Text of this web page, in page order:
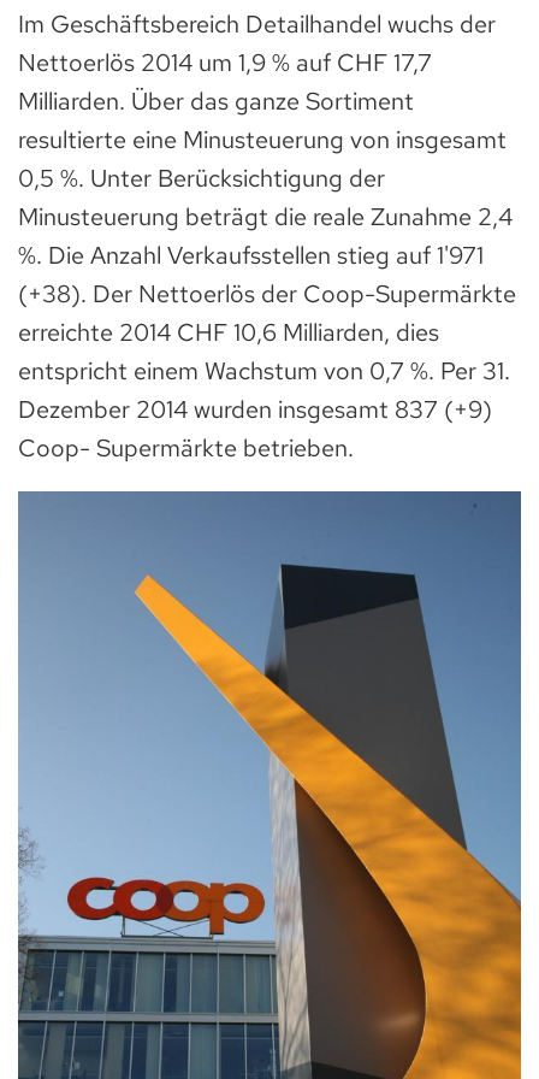
Im Geschäftsbereich Detailhandel wuchs der
Nettoerlös 2014 um 1,9 % auf CHF 17,7
Milliarden. Über das ganze Sortiment
resultierte eine Minusteuerung von insgesamt
0,5 %. Unter Berücksichtigung der
Minusteuerung beträgt die reale Zunahme 2,4
%. Die Anzahl Verkaufsstellen stieg auf 1'971
(+38). Der Nettoerlös der Coop-Supermärkte
erreichte 2014 CHF 10,6 Milliarden, dies
entspricht einem Wachstum von 0,7 %. Per 31.
Dezember 2014 wurden insgesamt 837 (+9)
Coop- Supermärkte betrieben.